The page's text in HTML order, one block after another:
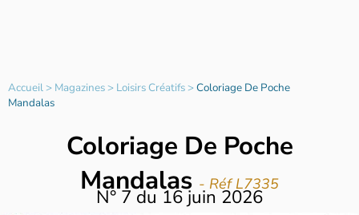
Accueil> Magazines> Loisirs Créatifs>Coloriage De Poche
Mandalas
Coloriage De Poche
Mandalas - Réf L7335
N°7du16 juin 2026